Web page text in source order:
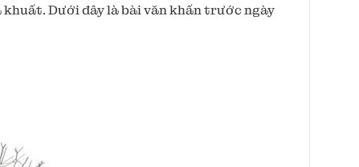
Dưới đây là bài văn khấn trước ngày